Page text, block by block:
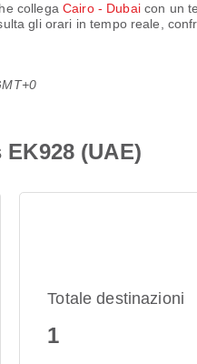
collega Cairo - Dubaicon un
gli orari in tempo reale,
(UAE)
Totale destinazioni
1